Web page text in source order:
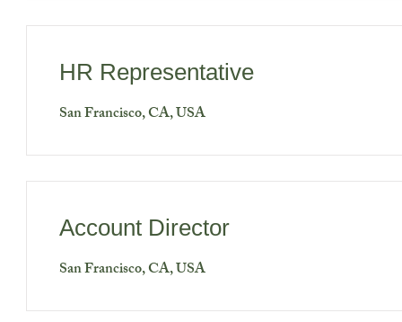
HR Representative
San Francisco, CA, USA
Account Director
San Francisco, CA, USA